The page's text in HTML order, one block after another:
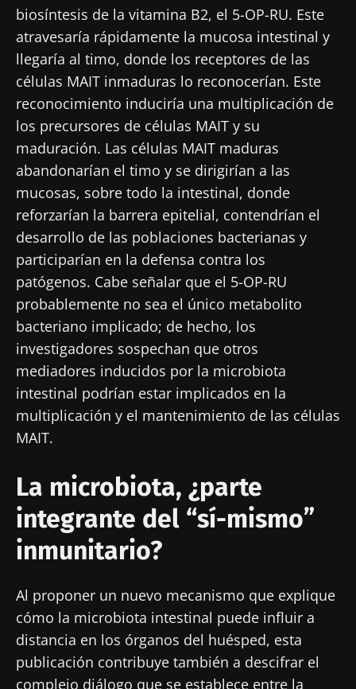
biosíntesis de la vitamina B2, el 5-OP-RU. Este
atravesaría rápidamente la mucosa intestinal y
llegaría al timo, donde los receptores de las
células MAIT inmaduras lo reconocerían. Este
reconocimiento induciría una multiplicación de
los precursores de células MAIT y su
maduración. Las células MAIT maduras
abandonarían el timo y se dirigirían a las
mucosas, sobre todo la intestinal, donde
reforzarían la barrera epitelial, contendrían el
desarrollo de las poblaciones bacterianas y
participarían en la defensa contra los
patógenos. Cabe señalar que el 5-OP-RU
probablemente no sea el único metabolito
bacteriano implicado; de hecho, los
investigadores sospechan que otros
mediadores inducidos por la microbiota
intestinal podrían estar implicados en la
multiplicación y el mantenimiento de las células
MAIT.
La microbiota, ¿parte
integrante del “sí-mismo”
inmunitario?
Al proponer un nuevo mecanismo que explique
cómo la microbiota intestinal puede influir a
distancia en los órganos del huésped, esta
publicación contribuye también a descifrar el
complejo diálogo que se establece entre la
¡No se vaya tan rápido!
Únase a la comunidad de la microbiota para
profesionales sanitarios y reciba el